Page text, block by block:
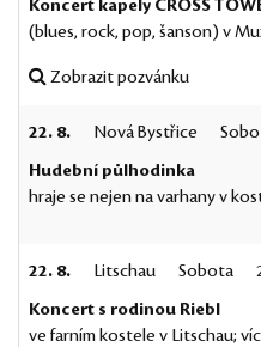
Koncert kapely CROSS
(blues, rock, pop, šanson) v
Zobrazit pozvánku
22. 8. Nová Bystřice
Hudební půlhodinka
hraje se nejen na varhany v
22. 8. Litschau Sobota
Koncert s rodinou Riebl
ve farním kostele v Litschau;